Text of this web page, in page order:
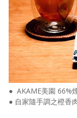
● AKAME美園 66%
● 自家隨手調之橙香